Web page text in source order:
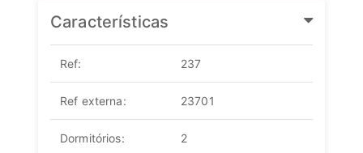
Características
Ref: 237
Ref externa: 23701
Dormitórios: 2